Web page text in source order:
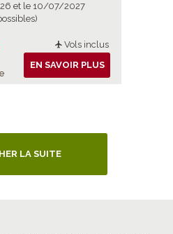
et le 10/07/2027
Vols inclus
EN SAVOIR PLUS
LA SUITE